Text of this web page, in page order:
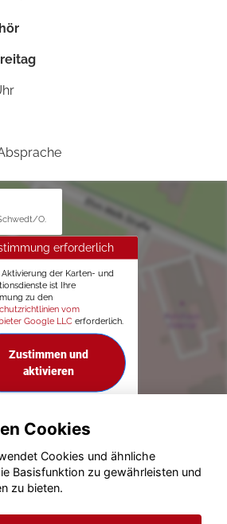
O.
erforderlich
Aktivierung der Karten- und
ist Ihre
zu den
vom
Google LLC erforderlich.
Zustimmen und
aktivieren
GmbH 2020 - 2026
Cookies
Cookies und ähnliche
Basisfunktion zu gewährleisten und
zu bieten.